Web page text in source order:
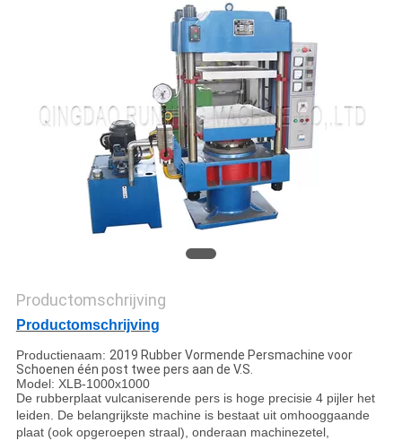
Productomschrijving
Productomschrijving
Productienaam: 2019 Rubber Vormende Persmachine voor
Schoenen één post twee pers aan de V.S.
Model: XLB-1000x1000
De rubberplaat vulcaniserende pers is hoge precisie 4 pijler het
leiden. De belangrijkste machine is bestaat uit omhooggaande
plaat (ook opgeroepen straal), onderaan machinezetel,